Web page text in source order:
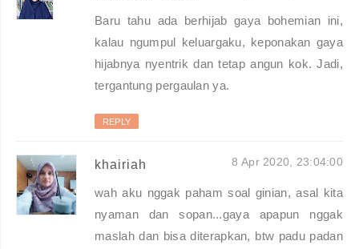
Baru tahu ada berhijab gaya bohemian ini,
kalau ngumpul keluargaku, keponakan gaya
hijabnya nyentrik dan tetap angun kok. Jadi,
tergantung pergaulan ya.
REPLY
khairiah 8 Apr 2020, 23:04:00
wah aku nggak paham soal ginian, asal kita
nyaman dan sopan...gaya apapun nggak
maslah dan bisa diterapkan, btw padu padan